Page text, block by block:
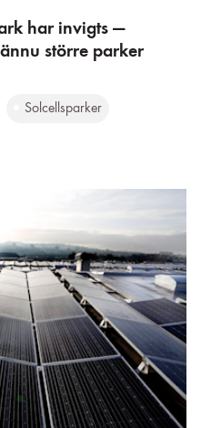
har invigts —
större parker
Solcellsparker